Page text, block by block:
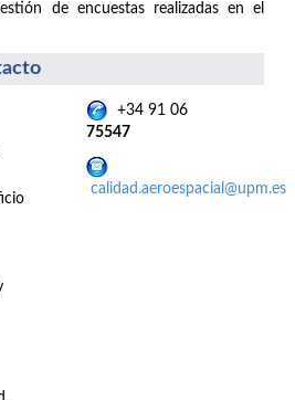
de encuestas realizadas en el
+34 91 06
75547
calidad.aeroespacial@upm.es